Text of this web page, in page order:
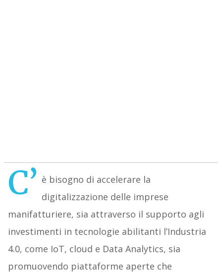
C’ è bisogno di accelerare la
digitalizzazione delle imprese
manifatturiere, sia attraverso il supporto agli
investimenti in tecnologie abilitanti l’Industria
4.0, come IoT, cloud e Data Analytics, sia
promuovendo piattaforme aperte che